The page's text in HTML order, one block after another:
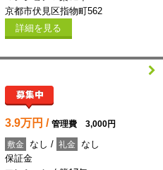
京都市伏見区指物町562
詳細を見る
3.9万円 / 管理費 3,000円
敷金 なし / 礼金
なし
保証金